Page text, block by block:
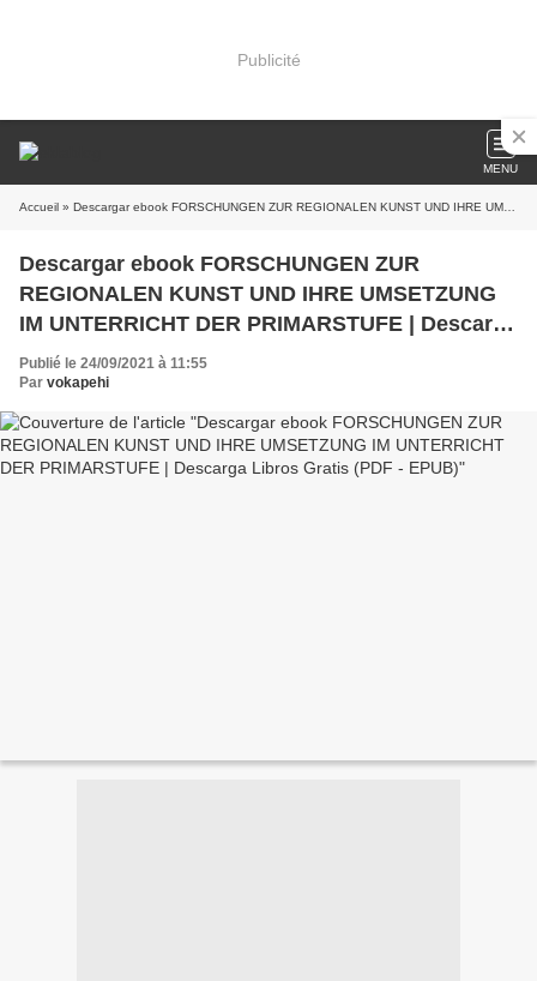
Publicité
MENU
Accueil » Descargar ebook FORSCHUNGEN ZUR REGIONALEN KUNST UND IHRE UMSETZUNG IM UNTERRICHT DER PRIMARSTUFE | Descarga Libros Gratis (PDF - EPUB)
Descargar ebook FORSCHUNGEN ZUR
REGIONALEN KUNST UND IHRE UMSETZUNG
IM UNTERRICHT DER PRIMARSTUFE | Descarga
Libros Gratis (PDF - EPUB)
Publié le 24/09/2021 à 11:55
Par vokapehi